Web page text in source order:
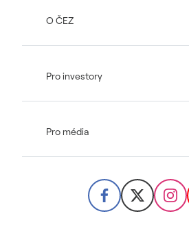
O ČEZ
Pro investory
Pro média